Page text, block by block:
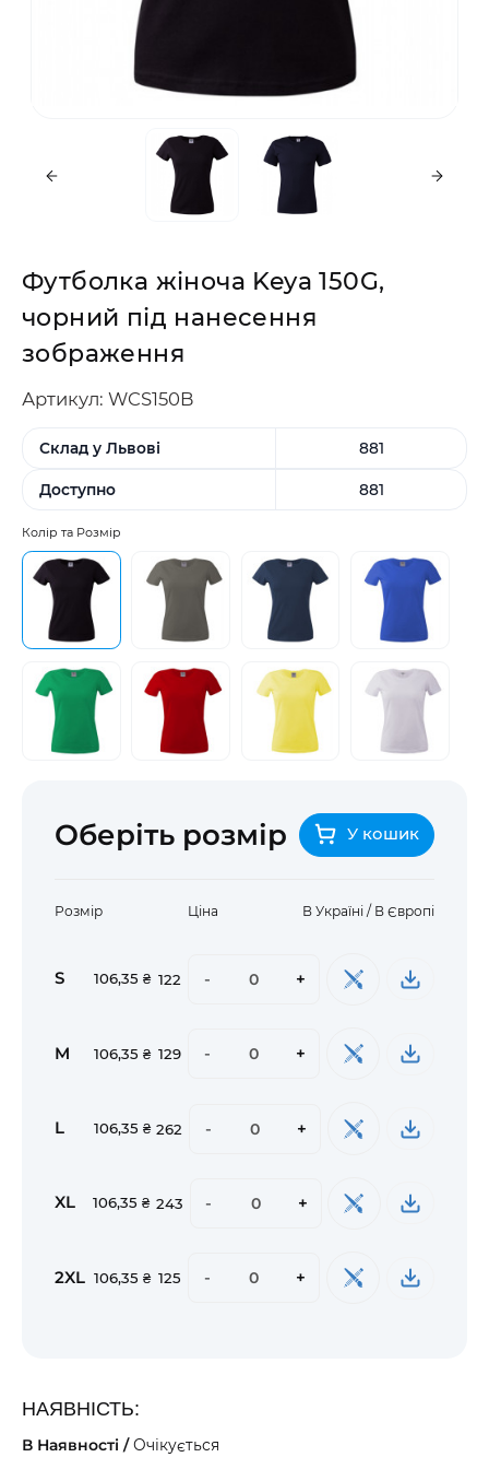
Футболка жіноча Keya 150G,
чорний під нанесення
зображення
Артикул: WCS150B
Склад у Львові 881
Доступно 881
Колір та Розмір
Оберіть розмір У кошик
Розмір Ціна В Україні / В Європі
S 106,35 ₴ 122 - +
M 106,35 ₴ 129 - +
L 106,35 ₴ 262 - +
XL 106,35 ₴ 243 - +
2XL 106,35 ₴ 125 - +
НАЯВНІСТЬ:
В Наявності /Очікується